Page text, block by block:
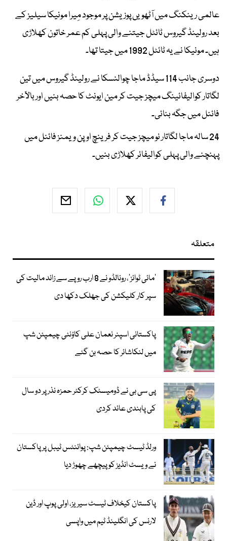
عالمی رینکنگ میں آٹھویں پوزیشن پر موجود مِیرا مونیکا سیلیز کے
بعد رولینڈ گیروس ٹائٹل جیتنے والی پہلی کم عمر خاتون کھلاڑی
ہیں۔ مونیکا نے یہ ٹائٹل 1992 میں جیتا تھا۔
دوسری جانب 114 سیڈڈ ماجا چوالنسکا نے رولینڈ گیروس میں تین
لگاتار کوالیفائینگ میچز جیت کر مین ایونٹ کا حصہ بنیں اور بالآخر
فائنل میں جگہ بنائی۔
24 سالہ ماجا لگاتار نو میچز جیت کر فرینچ اوپن ویمنز فائنل میں
پہنچنے والی پہلی کوالیفائر کھلاڑی بنیں۔
متعلقہ
’مائی ٹوائز‘، رونالڈو نے 8 ارب روپے سے زائد مالیت کی
سپر کار کلیکشن کی جھلک دکھا دی
پاکستانی اسپنر نعمان علی کاؤنٹی چیمپئن شپ
میں لنکاشائر کا حصہ بن گئے
پی سی بی نے ڈومیسٹک کرکٹر حمزہ نذر پر دو سال
کی پابندی عائد کردی
ورلڈ ٹیسٹ چیمپئن شپ: پوائنٹس ٹیبل پر پاکستان
نے ویسٹ انڈیز کو پیچھے چھوڑ دیا
پاکستان کیخلاف ٹیسٹ سیریز، اولی پوپ اور ڈین
لارنس کی انگلینڈ ٹیم میں واپسی